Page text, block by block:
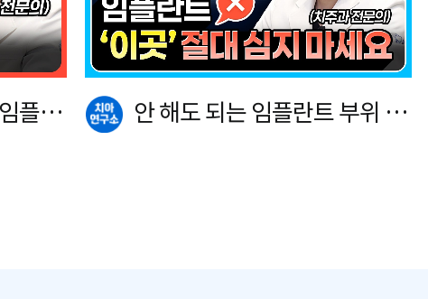
플란
안 해도 되는 임플란트 부위 공